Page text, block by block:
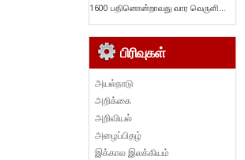
1600 பதினொன்றாவது வார வெருளி...
பிரிவுகள்
அயல்நாடு
அறிக்கை
அறிவியல்
அழைப்பிதழ்
இக்கால இலக்கியம்